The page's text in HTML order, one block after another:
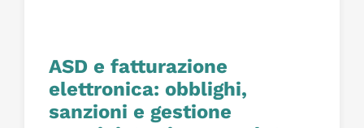
ASD e fatturazione
elettronica: obblighi,
sanzioni e gestione